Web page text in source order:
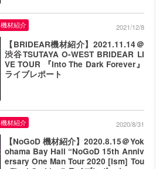
【BRIDEAR機材紹介】2021.11.14＠
渋谷TSUTAYA O-WEST BRIDEAR LI
VE TOUR 『Into The Dark Forever』
ライブレポート
機材紹介 2021/12/8
【NoGoD 機材紹介】2020.8.15＠Yok
ohama Bay Hall “NoGoD 15th Anniv
ersary One Man Tour 2020 [Ism] Tou
機材紹介 2020/8/31